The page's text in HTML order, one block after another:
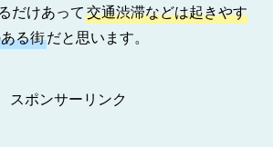
だけあって交通渋滞などは起きやす
る街だと思います。
スポンサーリンク